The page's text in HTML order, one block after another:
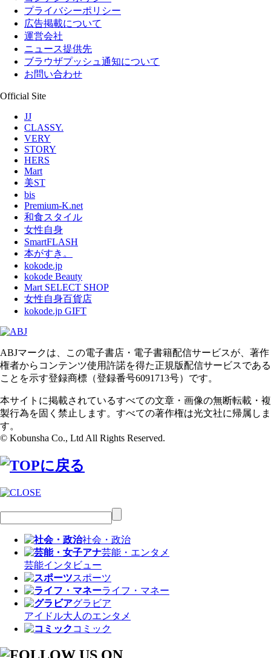
プライバシーポリシー
広告掲載について
運営会社
ニュース提供先
ブラウザプッシュ通知について
お問い合わせ
Official Site
JJ
CLASSY.
VERY
STORY
HERS
Mart
美ST
bis
Premium-K.net
和食スタイル
女性自身
SmartFLASH
本がすき。
kokode.jp
kokode Beauty
Mart SELECT SHOP
女性自身百貨店
kokode.jp GIFT
ABJマークは、この電子書店・電子書籍配信サービスが、著作
権者からコンテンツ使用許諾を得た正規版配信サービスである
ことを示す登録商標（登録番号6091713号）です。
本サイトに掲載されているすべての文章・画像の無断転載・複
製行為を固く禁止します。すべての著作権は光文社に帰属しま
す。
© Kobunsha Co., Ltd All Rights Reserved.
社会・政治
芸能・エンタメ
芸能インタビュー
スポーツ
ライフ・マネー
グラビア
アイドル大人のエンタメ
コミック